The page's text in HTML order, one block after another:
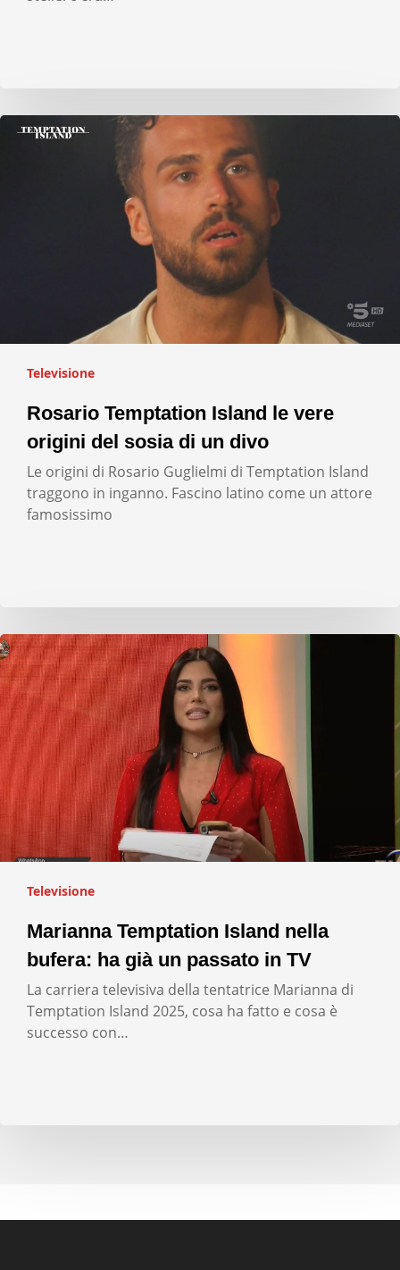
Televisione
Rosario Temptation Island le vere
origini del sosia di un divo
Le origini di Rosario Guglielmi di Temptation Island
traggono in inganno. Fascino latino come un attore
famosissimo
Televisione
Marianna Temptation Island nella
bufera: ha già un passato in TV
La carriera televisiva della tentatrice Marianna di
Temptation Island 2025, cosa ha fatto e cosa è
successo con…